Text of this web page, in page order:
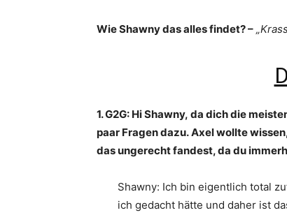
Wie Shawny das alles findet? –
1. G2G: Hi Shawny, da dich die
paar Fragen dazu. Axel wollte
das ungerecht fandest, da du
Shawny: Ich bin eigentlich total
ich gedacht hätte und daher ist